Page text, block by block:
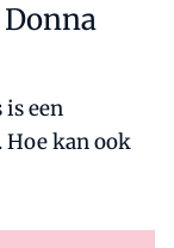
een
kan ook